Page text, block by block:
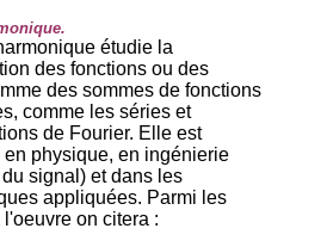
étudie la
des fonctions ou des
des sommes de fonctions
comme les séries et
de Fourier. Elle est
physique, en ingénierie
signal) et dans les
appliquées. Parmi les
on citera :